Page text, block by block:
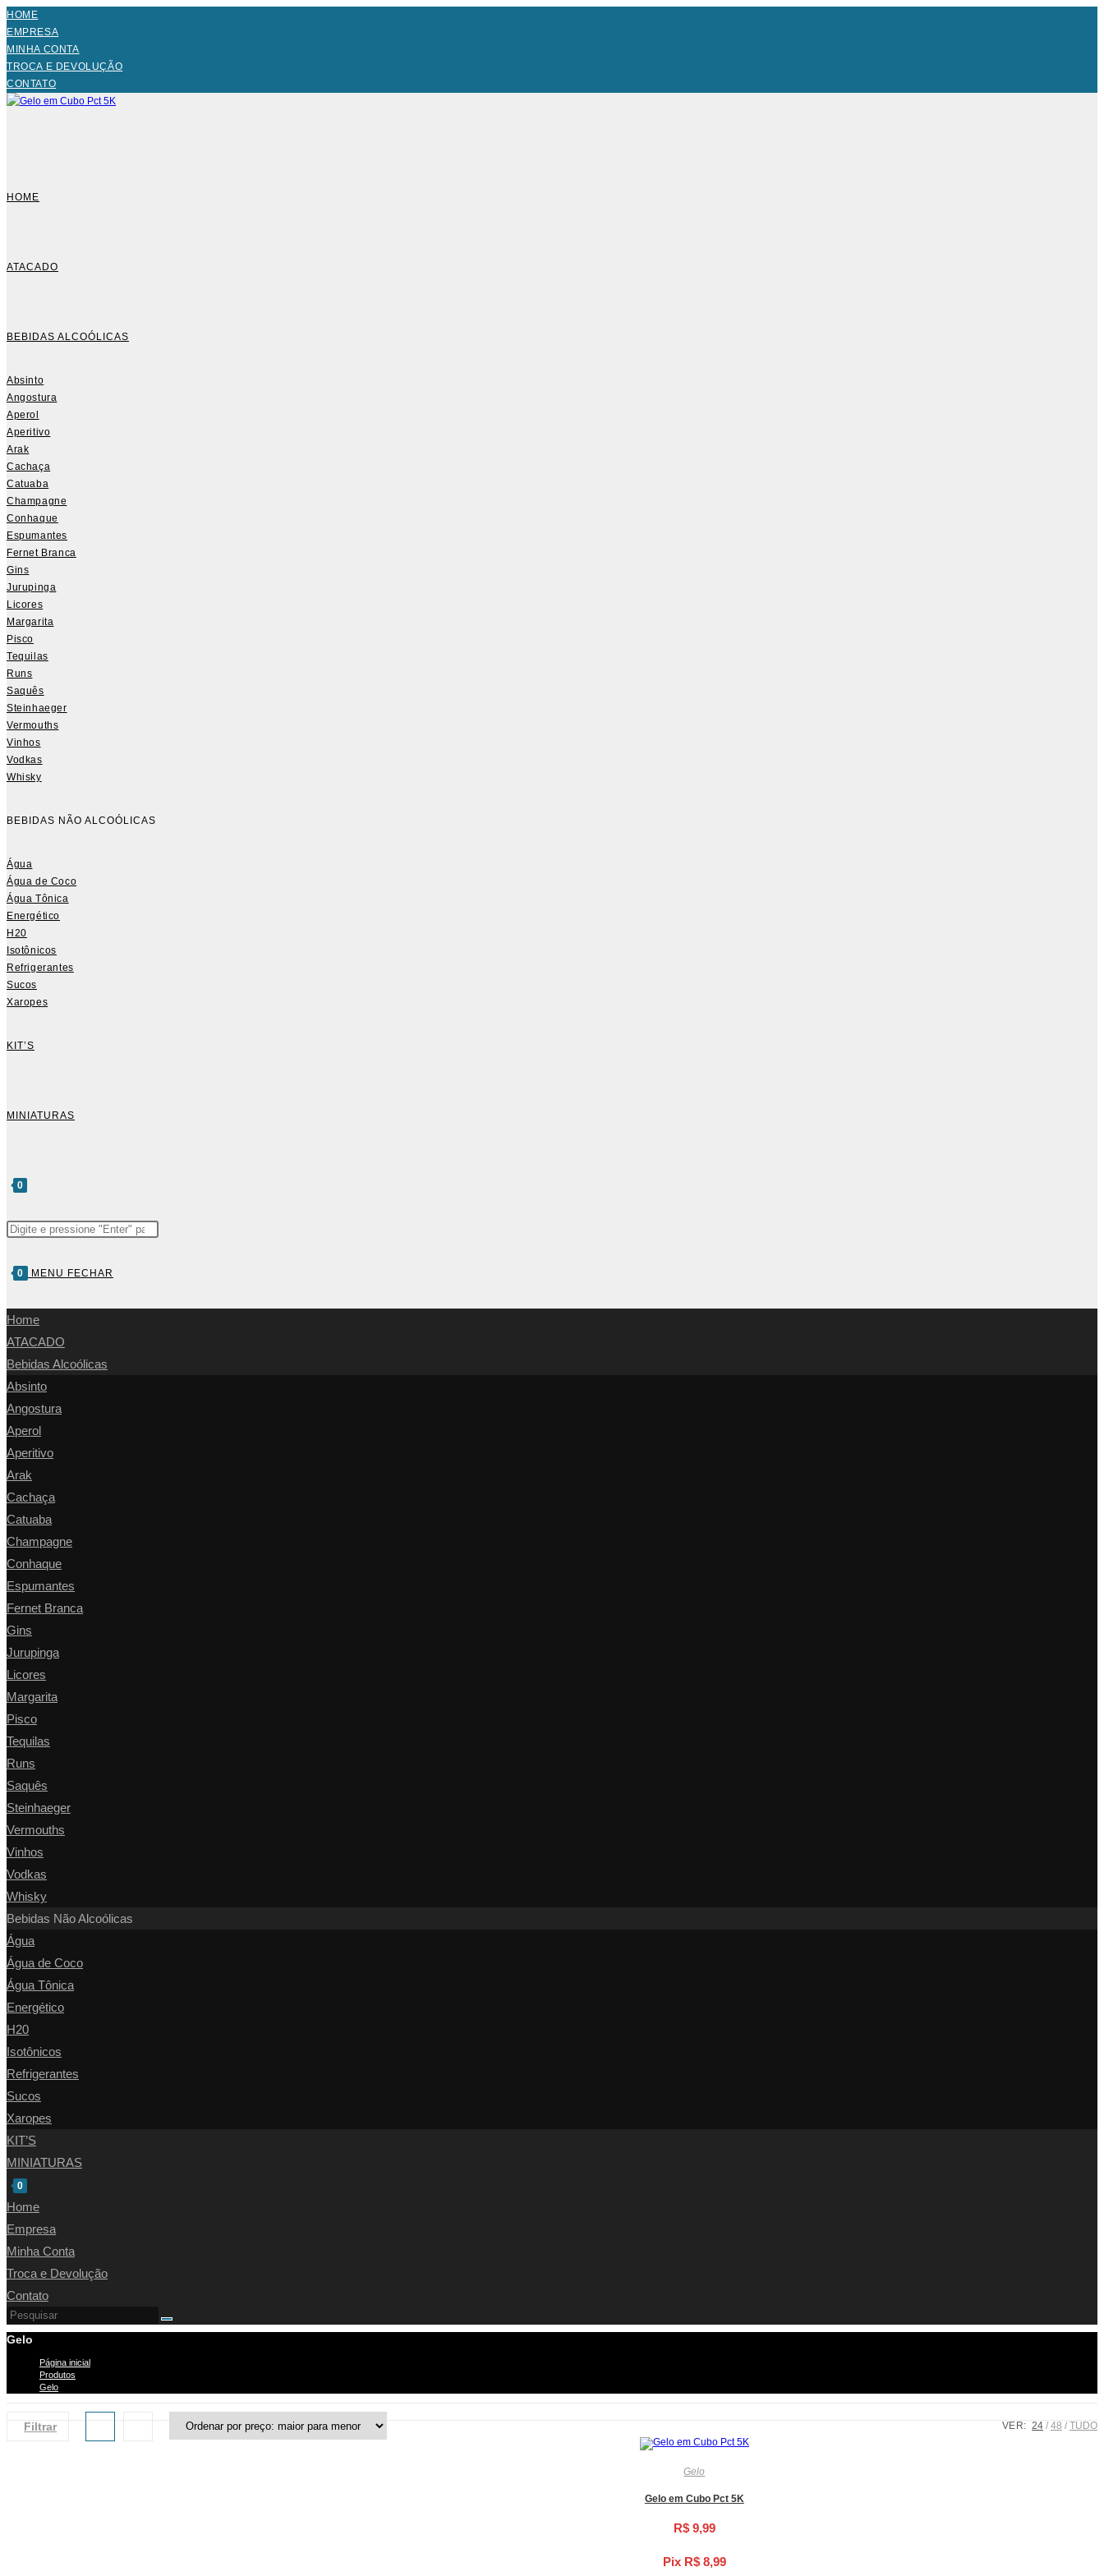
HOME
EMPRESA
MINHA CONTA
TROCA E DEVOLUÇÃO
CONTATO
HOME
ATACADO
BEBIDAS ALCOÓLICAS
Absinto
Angostura
Aperol
Aperitivo
Arak
Cachaça
Catuaba
Champagne
Conhaque
Espumantes
Fernet Branca
Gins
Jurupinga
Licores
Margarita
Pisco
Tequilas
Runs
Saquês
Steinhaeger
Vermouths
Vinhos
Vodkas
Whisky
BEBIDAS NÃO ALCOÓLICAS
Água
Água de Coco
Água Tônica
Energético
H20
Isotônicos
Refrigerantes
Sucos
Xaropes
KIT’S
MINIATURAS
0
0 MENU FECHAR
Home
ATACADO
Bebidas Alcoólicas
Absinto
Angostura
Aperol
Aperitivo
Arak
Cachaça
Catuaba
Champagne
Conhaque
Espumantes
Fernet Branca
Gins
Jurupinga
Licores
Margarita
Pisco
Tequilas
Runs
Saquês
Steinhaeger
Vermouths
Vinhos
Vodkas
Whisky
Bebidas Não Alcoólicas
Água
Água de Coco
Água Tônica
Energético
H20
Isotônicos
Refrigerantes
Sucos
Xaropes
KIT’S
MINIATURAS
0
Home
Empresa
Minha Conta
Troca e Devolução
Contato
Gelo
Página inicial
Produtos
Gelo
Filtrar VER: 24 48 TUDO
Pix R$8,99
Gelo
Gelo em Cubo Pct 5K
R$9,99